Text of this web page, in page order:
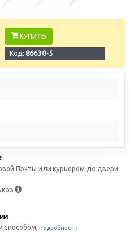
КУПИТЬ
Код: 86630-5
Почты или курьером до двери
способом, подробнее →